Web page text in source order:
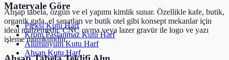
Materyale Göre
Pleksi Kutu Harf
Krom Paslanmaz Kutu Harf
Alüminyum Kutu Harf
Ahşap Kutu Harf
Ahşap tabela, özgün ve el yapımı kimlik sunar. Özellikle kafe, butik,
organik gıda, el sanatları ve butik otel gibi konsept mekanlar için
ideal malzemedir. CNC oyma veya lazer gravür ile logo ve yazı
işleme mümkündür.